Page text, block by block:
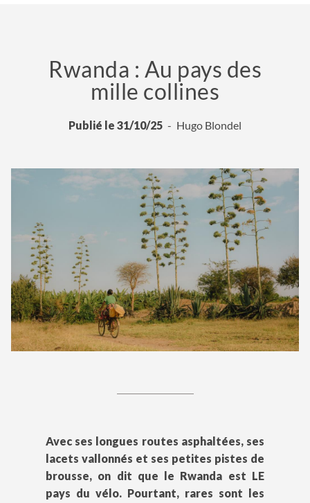
Rwanda : Au pays des
mille collines
Publié le 31/10/25 Hugo Blondel
Avec ses longues routes asphaltées, ses
lacets vallonnés et ses petites pistes de
brousse, on dit que le Rwanda est LE
pays du vélo. Pourtant, rares sont les